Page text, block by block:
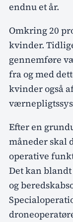
endnu et år.
Omkring 20
kvinder.
gennemføre
fra og med
kvinder også
Efter en
måneder skal
operative
Det kan
og